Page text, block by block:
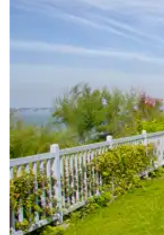
Visites guidées et excursions
Visites gastronomiques
Les services et expériences